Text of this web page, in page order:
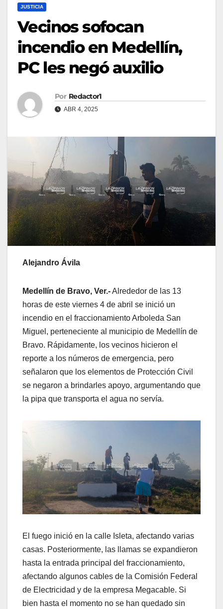
JUSTICIA
Vecinos sofocan
incendio en Medellín,
PC les negó auxilio
Por Redactor1
ABR 4, 2025
Alejandro Ávila
Medellín de Bravo, Ver.-Alrededor de las 13
horas de este viernes 4 de abril se inició un
incendio en el fraccionamiento Arboleda San
Miguel, perteneciente al municipio de Medellín de
Bravo. Rápidamente, los vecinos hicieron el
reporte a los números de emergencia, pero
señalaron que los elementos de Protección Civil
se negaron a brindarles apoyo, argumentando que
la pipa que transporta el agua no servía.
El fuego inició en la calle Isleta, afectando varias
casas. Posteriormente, las llamas se expandieron
hasta la entrada principal del fraccionamiento,
afectando algunos cables de la Comisión Federal
de Electricidad y de la empresa Megacable. Si
bien hasta el momento no se han quedado sin